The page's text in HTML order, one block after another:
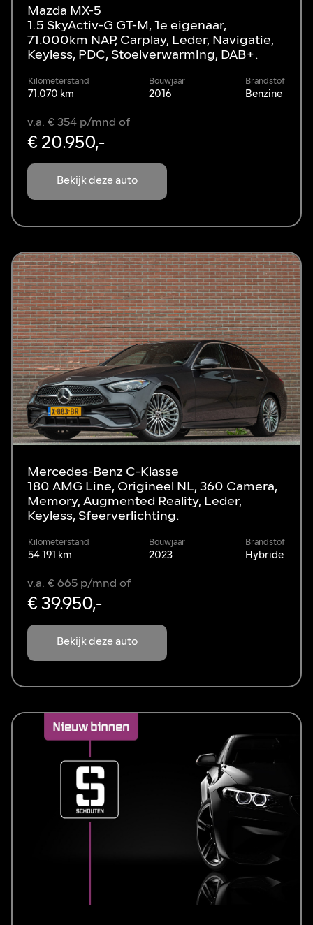
Mazda MX-5
1.5 SkyActiv-G GT-M, 1e eigenaar,
71.000km NAP, Carplay, Leder, Navigatie,
Keyless, PDC, Stoelverwarming, DAB+.
Kilometerstand
71.070 km
Bouwjaar
2016
Brandstof
Benzine
Bekijk deze auto
v.a. € 354 p/mnd of
€ 20.950,-
Mercedes-Benz C-Klasse
180 AMG Line, Origineel NL, 360 Camera,
Memory, Augmented Reality, Leder,
Keyless, Sfeerverlichting.
Kilometerstand
54.191 km
Bouwjaar
2023
Brandstof
Hybride
Bekijk deze auto
v.a. € 665 p/mnd of
€ 39.950,-